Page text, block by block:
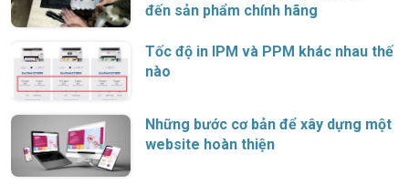
đến sản phẩm chính hãng
Tốc độ in IPM và PPM khác nhau thế
nào
Những bước cơ bản để xây dựng một
website hoàn thiện